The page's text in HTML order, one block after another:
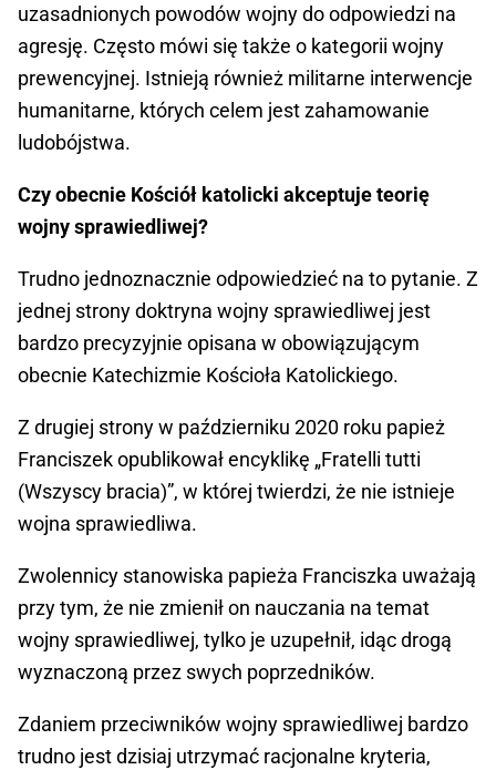
uzasadnionych powodów wojny do odpowiedzi na
agresję. Często mówi się także o kategorii wojny
prewencyjnej. Istnieją również militarne interwencje
humanitarne, których celem jest zahamowanie
ludobójstwa.
Czy obecnie Kościół katolicki akceptuje teorię
wojny sprawiedliwej?
Trudno jednoznacznie odpowiedzieć na to pytanie. Z
jednej strony doktryna wojny sprawiedliwej jest
bardzo precyzyjnie opisana w obowiązującym
obecnie Katechizmie Kościoła Katolickiego.
Z drugiej strony w październiku 2020 roku papież
Franciszek opublikował encyklikę „Fratelli tutti
(Wszyscy bracia)”, w której twierdzi, że nie istnieje
wojna sprawiedliwa.
Zwolennicy stanowiska papieża Franciszka uważają
przy tym, że nie zmienił on nauczania na temat
wojny sprawiedliwej, tylko je uzupełnił, idąc drogą
wyznaczoną przez swych poprzedników.
Zdaniem przeciwników wojny sprawiedliwej bardzo
trudno jest dzisiaj utrzymać racjonalne kryteria,